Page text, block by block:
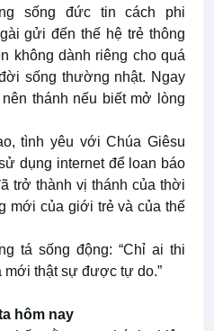
sống đức tin cách phi
gửi đến thế hệ trẻ thông
không dành riêng cho quá
sống thường nhật. Ngay
thánh nếu biết mở lòng
tình yêu với Chúa Giêsu
dụng internet để loan báo
trở thành vị thánh của thời
mới của giới trẻ và của thế
tá sống động: “Chỉ ai thi
mới thật sự được tự do.”
hôm nay